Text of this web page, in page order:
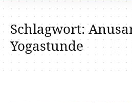
Schlagwort:
Yogastunde